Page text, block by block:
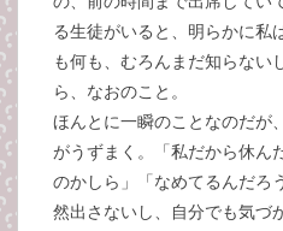
る生徒がいると、明らかに私
も何も、むろんまだ知らない
ら、なおのこと。
ほんとに一瞬のことなのだが
がうずまく。「私だから休ん
のかしら」「なめてるんだろ
然出さないし、自分でも気づ